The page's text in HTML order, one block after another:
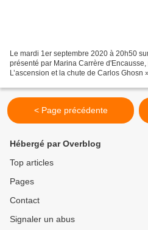
Le mardi 1er septembre 2020 à 20h50
présenté par Marina Carrère
L’ascension et la chute de Carlos
< Page précédente
Hébergé par Overblog
Top articles
Pages
Contact
Signaler un abus